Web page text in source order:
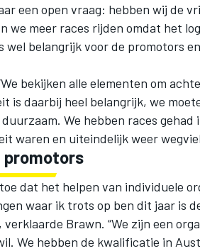
een open vraag: hebben wij de
we meer races rijden omdat het
wel belangrijk voor de promotors
bekijken alle elementen om
is daarbij heel belangrijk, we
We hebben races
waren en uiteindelijk weer
promotors
dat het helpen van individuele
waar ik trots op ben dit jaar is
verklaarde Brawn. “We zijn een
We hebben de kwalificatie in